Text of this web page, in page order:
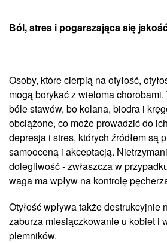
Ból, stres i pogarszająca się
Osoby, które cierpią na otyłość,
mogą borykać z wieloma
bóle stawów, bo kolana, biodra i
obciążone, co może prowadzić do
depresja i stres, których źródłem są
samooceną i akceptacją.
dolegliwość - zwłaszcza w
waga ma wpływ na kontrolę
Otyłość wpływa także destrukcyjnie
zaburza miesiączkowanie u kobiet i
plemników.